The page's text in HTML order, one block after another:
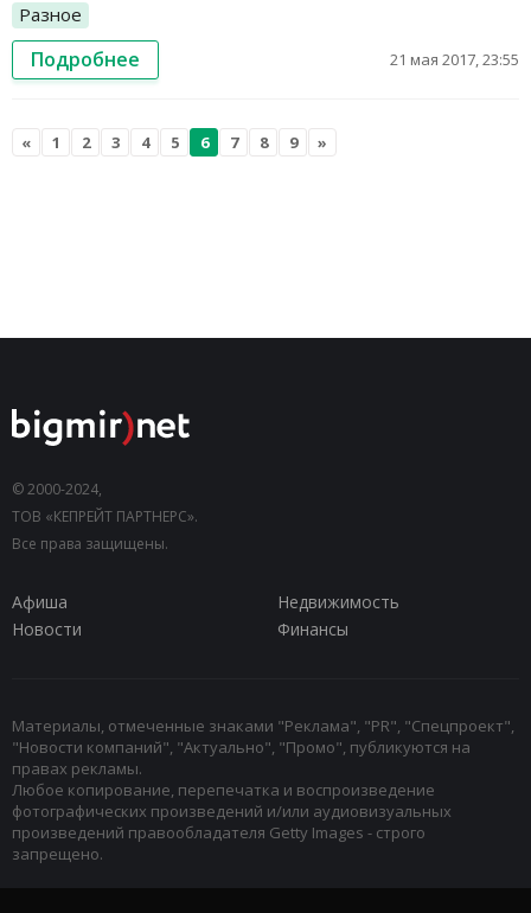
Разное
Подробнее 21 мая 2017, 23:55
« 1 2 3 4 5 6 7 8 9 »
© 2000-2024,
ТОВ «КЕПРЕЙТ ПАРТНЕРС».
Все права защищены.
Афиша
Недвижимость
Новости
Финансы
Материалы, отмеченные знаками "Реклама", "PR", "Спецпроект",
"Новости компаний", "Актуально", "Промо", публикуются на
правах рекламы.
Любое копирование, перепечатка и воспроизведение
фотографических произведений и/или аудиовизуальных
произведений правообладателя Getty Images - строго
запрещено.